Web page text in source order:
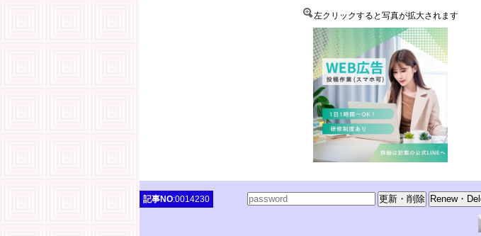
左クリックすると写真が拡大されます
記事NO:0014230